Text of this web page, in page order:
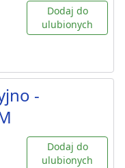
Dodaj do
ulubionych
-
Dodaj do
ulubionych